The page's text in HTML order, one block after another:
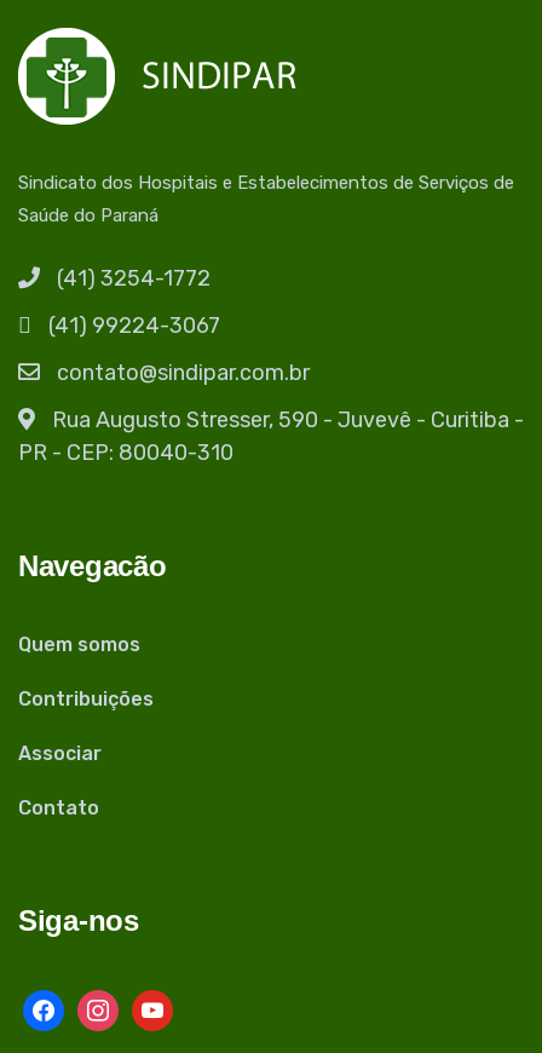
Sindicato dos Hospitais e Estabelecimentos de Serviços de
Saúde do Paraná
(41) 3254-1772
(41) 99224-3067
contato@sindipar.com.br
Rua Augusto Stresser, 590 - Juvevê - Curitiba -
PR - CEP: 80040-310
Navegacão
Quem somos
Contribuições
Associar
Contato
Siga-nos
facebookinstagram
youtube